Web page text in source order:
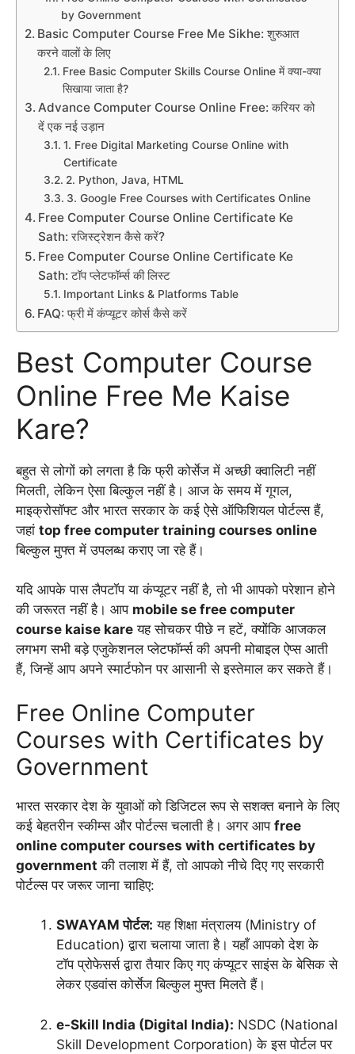
by Government
Basic Computer Course Free Me Sikhe: शुरुआत
करने वालों के लिए
Free Basic Computer Skills Course Online में क्या-क्या
सिखाया जाता है?
Advance Computer Course Online Free: करियर को
दें एक नई उड़ान
1. Free Digital Marketing Course Online with
Certificate
2. Python, Java, HTML
3. Google Free Courses with Certificates Online
Free Computer Course Online Certificate Ke
Sath: रजिस्ट्रेशन कैसे करें?
Free Computer Course Online Certificate Ke
Sath: टॉप प्लेटफॉर्म्स की लिस्ट
Important Links & Platforms Table
FAQ: फ्री में कंप्यूटर कोर्स कैसे करें
Best Computer Course
Online Free Me Kaise
Kare?
बहुत से लोगों को लगता है कि फ्री कोर्सेज में अच्छी क्वालिटी नहीं
मिलती, लेकिन ऐसा बिल्कुल नहीं है। आज के समय में गूगल,
माइक्रोसॉफ्ट और भारत सरकार के कई ऐसे ऑफिशियल पोर्टल्स हैं,
जहां top free computer training courses online
बिल्कुल मुफ्त में उपलब्ध कराए जा रहे हैं।
यदि आपके पास लैपटॉप या कंप्यूटर नहीं है, तो भी आपको परेशान होने
की जरूरत नहीं है। आप mobile se free computer
course kaise kare यह सोचकर पीछे न हटें, क्योंकि आजकल
लगभग सभी बड़े एजुकेशनल प्लेटफॉर्म्स की अपनी मोबाइल ऐप्स आती
हैं, जिन्हें आप अपने स्मार्टफोन पर आसानी से इस्तेमाल कर सकते हैं।
Free Online Computer
Courses with Certificates by
Government
भारत सरकार देश के युवाओं को डिजिटल रूप से सशक्त बनाने के लिए
कई बेहतरीन स्कीम्स और पोर्टल्स चलाती है। अगर आप free
online computer courses with certificates by
government की तलाश में हैं, तो आपको नीचे दिए गए सरकारी
पोर्टल्स पर जरूर जाना चाहिए:
SWAYAM पोर्टल: यह शिक्षा मंत्रालय (Ministry of
Education) द्वारा चलाया जाता है। यहाँ आपको देश के
टॉप प्रोफेसर्स द्वारा तैयार किए गए कंप्यूटर साइंस के बेसिक से
लेकर एडवांस कोर्सेज बिल्कुल मुफ्त मिलते हैं।
e-Skill India (Digital India): NSDC (National
Skill Development Corporation) के इस पोर्टल पर